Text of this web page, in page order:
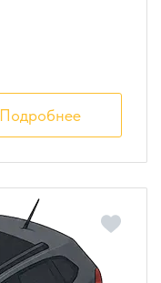
Подробнее